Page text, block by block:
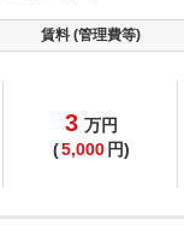
賃料 (管理費等)
3 万円
(5,000 円)